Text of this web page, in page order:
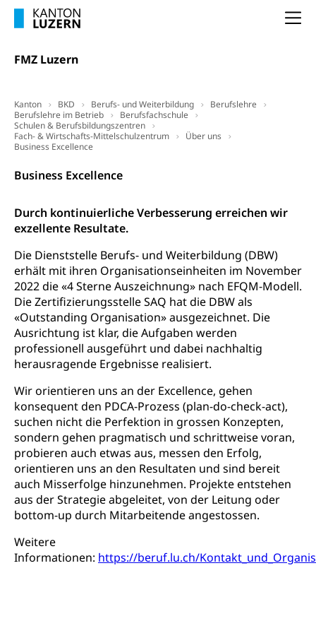
FMZ Luzern
Kanton BKD Berufs- und Weiterbildung
Berufslehre
Berufslehre im Betrieb
Berufsfachschule
Schulen & Berufsbildungszentren
Fach- & Wirtschafts-Mittelschulzentrum
Über uns
Business Excellence
Business Excellence
Durch kontinuierliche Verbesserung erreichen wir
exzellente Resultate.
Die Dienststelle Berufs- und Weiterbildung (DBW)
erhält mit ihren Organisationseinheiten im November
2022 die «4 Sterne Auszeichnung» nach EFQM-Modell.
Die Zertifizierungsstelle SAQ hat die DBW als
«Outstanding Organisation» ausgezeichnet. Die
Ausrichtung ist klar, die Aufgaben werden
professionell ausgeführt und dabei nachhaltig
herausragende Ergebnisse realisiert.
Wir orientieren uns an der Excellence, gehen
konsequent den PDCA-Prozess (plan-do-check-act),
suchen nicht die Perfektion in grossen Konzepten,
sondern gehen pragmatisch und schrittweise voran,
probieren auch etwas aus, messen den Erfolg,
orientieren uns an den Resultaten und sind bereit
auch Misserfolge hinzunehmen. Projekte entstehen
aus der Strategie abgeleitet, von der Leitung oder
bottom-up durch Mitarbeitende angestossen.
Weitere
Informationen: https://beruf.lu.ch/
Unterstützung der Wirtschaftsförderung
Selbständige (WAS Luzern)
Pensionierung
Frühpensionierung, Altersrente, berufliche
Vorsorge, Altersvorsorge
LUPK - Luzerner Pensionskasse
Altersvorsorge (gruezi.lu.ch)
Bildung und Forschung
Forschungsförderung, Wissenschaftsmarketing,
Pilotprojekte Klima
Innovative Projekte Landwirtschaft und
Wald
Projektförderung Universität Luzern unilu
Erwachsenenbildung und Weiterbildung
Umschulung, zweiter Bildungsweg,
Nachdiplomstudium, Zusatzlehre, Höhere
Berufsbildung, Berufsmatura nach Lehre,
Neuorientierung, Grundkompetenzen,
Berufsberatung, Standortbestimmung,
Studienberatung, Beratung und Unterstützung,
Berufsabschluss für Erwachsene
Erwachsenenmatura
Bildungsgutscheine Grundkompetenzen
Bildung & Berufsabschluss für Erwachsene
Fachperson Betreuung (verkürzte
Grundbildung)
Fachperson Gesundheit (verkürzte
Grundbildung)
Allgemeinbildung für Erwachsene
Grundkompetenzen (einfach-besser.ch)
Berufliche Grundbildung
Lehre, Berufsfachschule, Lehrbetrieb, Lehrvertrag,
Berufsberatung, Qualifikationsverfahren,
Berufswahl & Berufsberatung, Schnupperlehre und
Lehrstellensuche, Berufsmaturität,
Brückenangebote, Zugewanderte & Arbeitsmarkt,
Fachstelle Berufsbildung
Schulen und Berufsbildungszentren
Integrationsvorlehre INVOL Zentralschweiz
Hochschule Fachhochschule
Studium, Hochschulstudium, tertiäre Bildung
Campus Horw (HSLU)
Mittelschulen
Gymnasium, Handelsmittelschule, Sekundarstufe II,